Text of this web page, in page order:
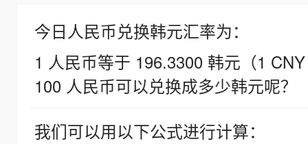
今日人民币兑换韩元汇率为：
1 人民币等于 196.3300 韩元（1
100 人民币可以兑换成多少韩元呢？
我们可以用以下公式进行计算：